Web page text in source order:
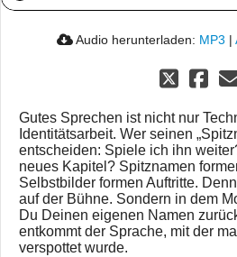
Audio herunterladen: MP3 |
Gutes Sprechen ist nicht nur
Identitätsarbeit. Wer seinen
entscheiden: Spiele ich ihn
neues Kapitel? Spitznamen
Selbstbilder formen Auftritte.
auf der Bühne. Sondern in dem
Du Deinen eigenen Namen
entkommt der Sprache, mit der
verspottet wurde.